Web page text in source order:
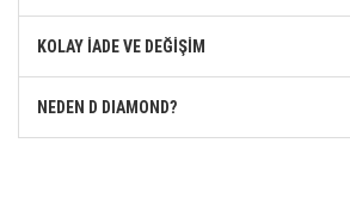
KOLAY İADE VE DEĞİŞİM
NEDEN D DIAMOND?